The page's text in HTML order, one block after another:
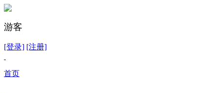
游客
[登录] [注册]
首页